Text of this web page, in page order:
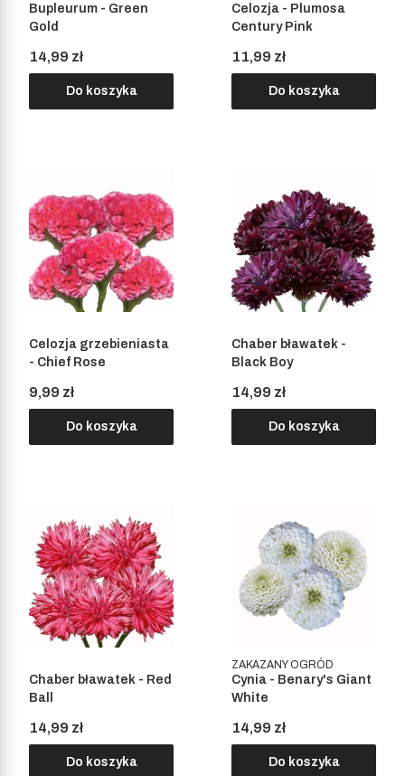
Bupleurum - Green
Gold
Cena
14,99 zł
Do koszyka
Celozja - Plumosa
Century Pink
Cena
11,99 zł
Do koszyka
Celozja grzebieniasta
- Chief Rose
Cena
9,99 zł
Do koszyka
Chaber bławatek -
Black Boy
Cena
14,99 zł
Do koszyka
Chaber bławatek - Red
Ball
Cena
14,99 zł
Do koszyka
ZAKAZANY OGRÓD
Cynia - Benary's Giant
White
Cena
14,99 zł
Do koszyka